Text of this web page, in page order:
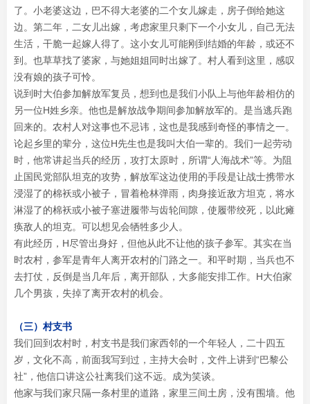
了。小老婆这边，巴不得大老婆的二个女儿嫁走，房子倒给她这
边。第二年，二女儿出嫁，考虑家里只剩下一个小女儿，自己无法
生活，干脆一起嫁人得了。这小女儿可能刚到结婚的年龄，或还不
到。也草草找了婆家，与她姐姐同时出嫁了。村人看到这里，感叹
没有娘的孩子可怜。
说到时大伯参加解放军复员，想到也是我们小队上与他年龄相仿的
另一位H姓乡亲。他也是解放战争期间参加解放军的。是当逃兵跑
回来的。农村人对这事也不忌讳，这也是我感到奇怪的事情之一。
论起乡里的辈分，这位H先生也是我叫大伯一辈的。我们一起劳动
时，他常讲起当兵的经历，攻打太原时，所谓“人海战术”等。为阻
止国民党部队坦克的攻势，解放军这边使用的手段是让战士携带水
浸湿了的棉袄或小被子，冒着枪林弹雨，肉身接近敌方坦克，将水
淋湿了的棉袄或小被子塞进履带与齿轮间隙，使履带绞死，以此瘫
痪敌人的坦克。可以想见会牺牲多少人。
有此经历，H尽管出身好，但他从此不让他的孩子参军。其实在当
时农村，参军是青年人离开农村的门路之一。和平时期，当兵也不
去打仗，反倒是当几年后，离开部队，大多能安排工作。H大伯家
几个男孩，失掉了离开农村的机会。
（三）村支书
我们回到农村时，村支书是我们家西邻的一个年轻人，二十四五
岁，文化不高，前面我写到过，主持大会时，文件上讲到“巴黎公
社”，他信口讲这公社离我们这不远。成为笑谈。
他家与我们家只隔一条村里的道路，家里三间土房，没有围墙。他